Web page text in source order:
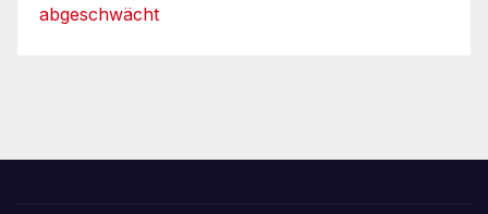
abgeschwächt